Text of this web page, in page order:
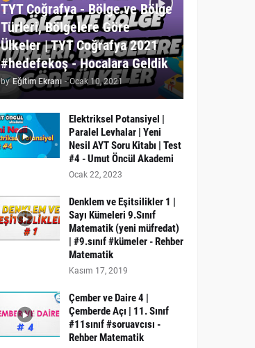
TYT Coğrafya - Bölge ve Bölge
Türleri, Bölgelere Göre
Ülkeler | TYT Coğrafya 2021
#hedefekoş - Hocalara Geldik
by Eğitim Ekranı - Ocak 10, 2021
Elektriksel Potansiyel |
Paralel Levhalar | Yeni
Nesil AYT Soru Kitabı | Test
#4 - Umut Öncül Akademi
Ocak 22, 2023
Denklem ve Eşitsilikler 1 |
Sayı Kümeleri 9.Sınıf
Matematik (yeni müfredat)
| #9.sınıf #kümeler - Rehber
Matematik
Kasım 17, 2019
Çember ve Daire 4 |
Çemberde Açı | 11. Sınıf
#11sınıf #soruavcısı -
Rehber Matematik